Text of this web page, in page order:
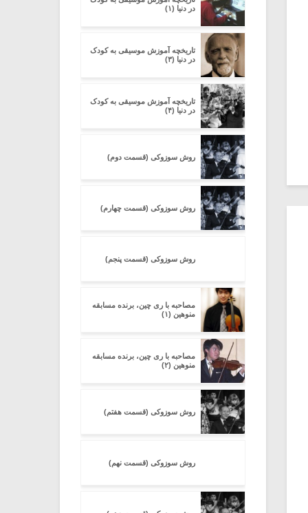
در دنیا (۱)
تاریخچه آموزش موسیقی به کودک
در دنیا (۳)
تاریخچه آموزش موسیقی به کودک
در دنیا (۴)
روش سوزوکی (قسمت دوم)
روش سوزوکی (قسمت چهارم)
روش سوزوکی (قسمت پنجم)
مصاحبه با ری چین، برنده مسابقه
منوهین (۱)
مصاحبه با ری چین، برنده مسابقه
منوهین (۲)
روش سوزوکی (قسمت هفتم)
روش سوزوکی (قسمت نهم)